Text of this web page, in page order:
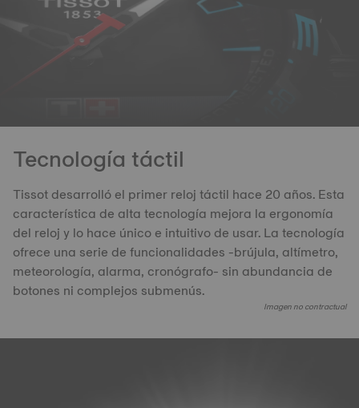
Tecnología táctil
Tissot desarrolló el primer reloj táctil hace 20 años. Esta
característica de alta tecnología mejora la ergonomía
del reloj y lo hace único e intuitivo de usar. La tecnología
ofrece una serie de funcionalidades -brújula, altímetro,
meteorología, alarma, cronógrafo- sin abundancia de
botones ni complejos submenús.
Imagen no contractual